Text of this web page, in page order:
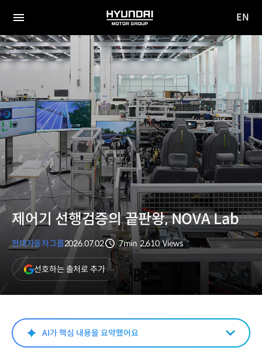
전체
메뉴
HYUNDAI
MOTOR
GROUP
사이
EN
제어기 선행검증의 끝판왕, NOVA Lab
현대자동차그룹2026.07.02
분량
7min
조회수
2,610 Views
선호하는 출처로 추가(새
창
열림)
AI가 핵심 내용을 요약했어요